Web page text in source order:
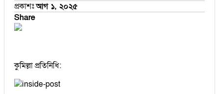
প্রকাশঃআগ ১, ২০২৫
Share
কুমিল্লা প্রতিনিধি: